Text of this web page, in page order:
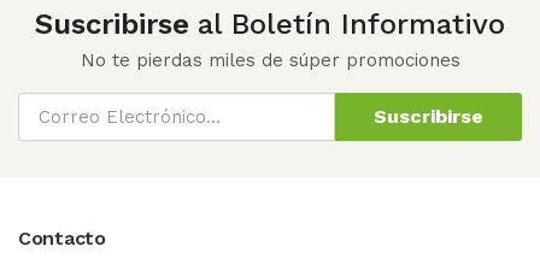
Suscribirse al Boletín Informativo
No te pierdas miles de súper promociones
Suscribirse
Contacto